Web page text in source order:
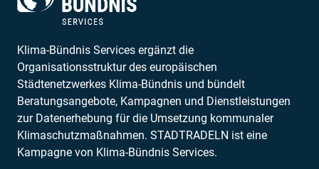
Klima-Bündnis Services ergänzt die
Organisationsstruktur des europäischen
Städtenetzwerkes Klima-Bündnis und bündelt
Beratungsangebote, Kampagnen und Dienstleistungen
zur Datenerhebung für die Umsetzung kommunaler
Klimaschutzmaßnahmen. STADTRADELN ist eine
Kampagne von Klima-Bündnis Services.